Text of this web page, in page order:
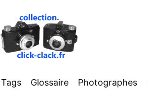
Tags Glossaire Photographes